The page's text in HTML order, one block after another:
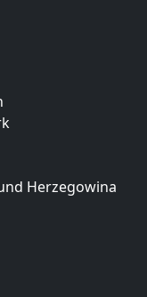
Herzegowina